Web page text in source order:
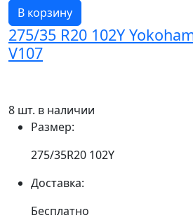
В корзину
275/35 R20 102Y
V107
8 шт. в наличии
Размер:
275/35R20 102Y
Доставка:
Бесплатно